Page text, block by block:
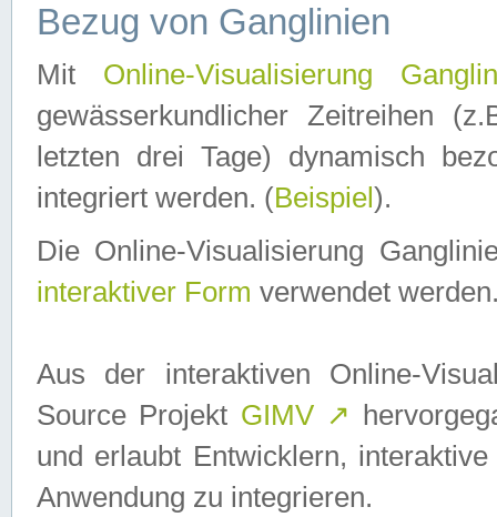
Bezug von Ganglinien
Mit Online-Visualisierung
gewässerkundlicher Zeitreihen
letzten drei Tage) dynamisch
integriert werden. (Beispiel ).
Die Online-Visualisierung
interaktiver Form verwendet
Aus der interaktiven Online-
Source Projekt GIMV ↗
und erlaubt Entwicklern,
Anwendung zu integrieren.